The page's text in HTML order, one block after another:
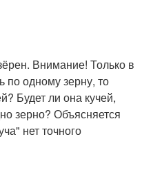
Внимание! Только в
по одному зерну, то
Будет ли она кучей,
зерно? Объясняется
нет точного